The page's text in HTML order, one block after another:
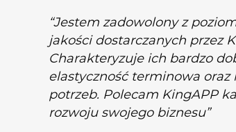
“Jestem zadowolony z
jakości dostarczanych przez
Charakteryzuje ich bardzo
elastyczność terminowa oraz
potrzeb. Polecam KingAPP
rozwoju swojego biznesu”